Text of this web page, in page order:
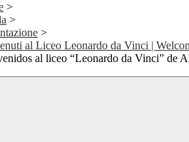
>
>
>
al Liceo Leonardo da Vinci |
al liceo “Leonardo da Vinci” de